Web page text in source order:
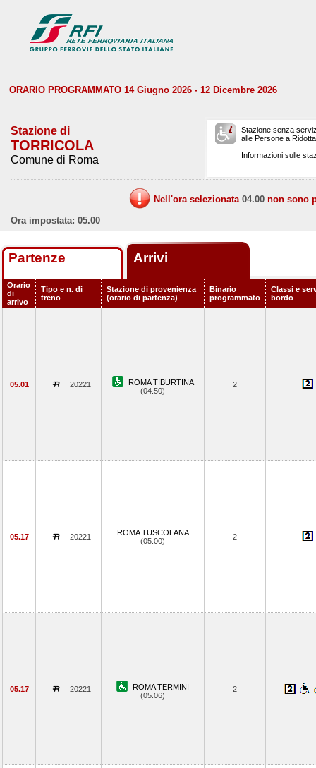
ORARIO PROGRAMMATO 14 Giugno 2026 - 12 Dicembre 2026
Stazione di
TORRICOLA
Comune di Roma
Stazione senza
alle Persone a
Informazioni sulle
Nell'ora selezionata 04.00 non sono
Ora impostata: 05.00
Partenze Arrivi
Orario
di
arrivo
Tipo e n. di
treno
Stazione di provenienza
(orario di partenza)
Binario
programmato
Classi e
bordo
05.01 20221
ROMA TIBURTINA
(04.50)
2
05.17 20221
ROMA TUSCOLANA
(05.00)
2
05.17 20221
ROMA TERMINI
(05.06)
2